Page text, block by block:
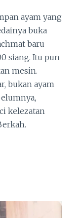
ayam yang
buka
baru
siang. Itu pun
mesin.
bukan ayam
kelezatan